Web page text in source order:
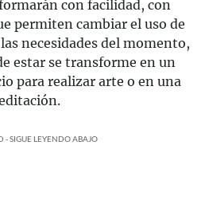
con facilidad, con
permiten cambiar el uso de
necesidades del momento,
estar se transforme en un
para realizar arte o en una
- SIGUE LEYENDO ABAJO